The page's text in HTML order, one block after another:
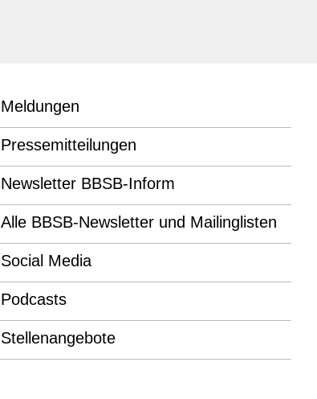
Meldungen
Pressemitteilungen
Newsletter BBSB-Inform
Alle BBSB-Newsletter und Mailinglisten
Social Media
Podcasts
Stellenangebote